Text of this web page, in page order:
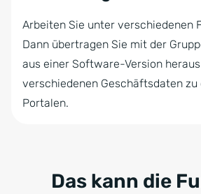
Arbeiten Sie unter verschiedenen
Dann übertragen Sie mit der
aus einer Software-Version
verschiedenen Geschäftsdaten zu
Portalen.
Das kann die